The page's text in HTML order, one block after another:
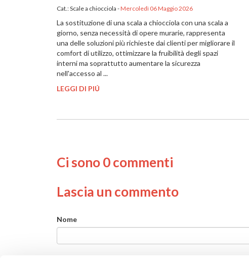
Cat.:Scale a chiocciola -Mercoledì 06 Maggio 2026
La sostituzione di una scala a chiocciola con una scala a
giorno, senza necessità di opere murarie, rappresenta
una delle soluzioni più richieste dai clienti per migliorare il
comfort di utilizzo, ottimizzare la fruibilità degli spazi
interni ma soprattutto aumentare la sicurezza
nell'accesso al ...
LEGGI DI PIÚ
Ci sono 0 commenti
Lascia un commento
Nome